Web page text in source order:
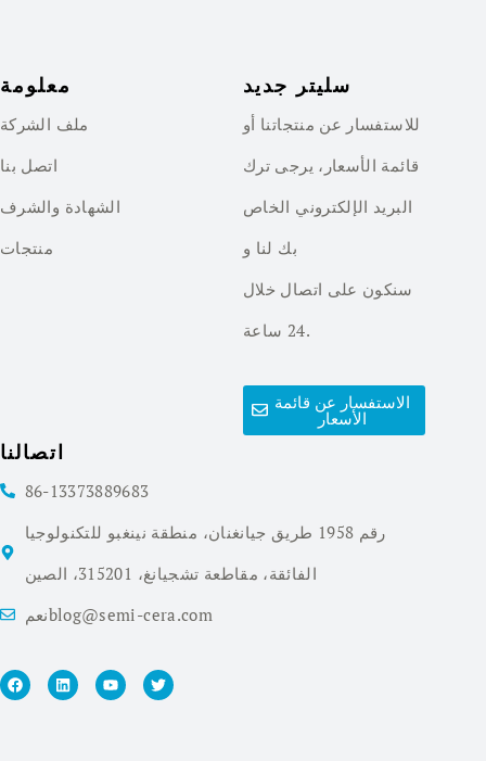
معلومة
ملف الشركة
اتصل بنا
الشهادة والشرف
منتجات
سليتر جديد
للاستفسار عن منتجاتنا أو
قائمة الأسعار، يرجى ترك
البريد الإلكتروني الخاص
بك لنا و
سنكون على اتصال خلال
24 ساعة.
الاستفسار عن قائمة
الأسعار
اتصالنا
86-13373889683
رقم 1958 طريق جيانغنان، منطقة نينغبو للتكنولوجيا
الفائقة، مقاطعة تشجيانغ، 315201، الصين
نعمblog@semi-cera.com